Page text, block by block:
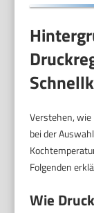
Verstehen,
bei der
Folgenden
Wie